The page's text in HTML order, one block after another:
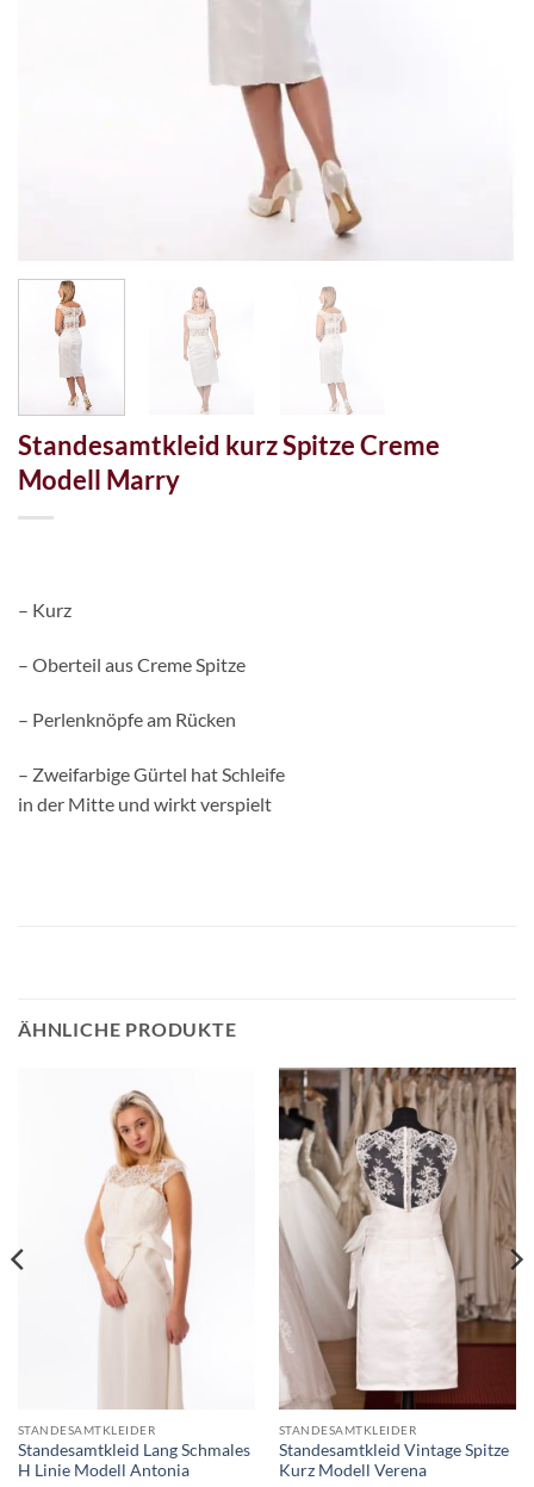
Standesamtkleid kurz Spitze Creme
Modell Marry
– Kurz
– Oberteil aus Creme Spitze
– Perlenknöpfe am Rücken
– Zweifarbige Gürtel hat Schleife
in der Mitte und wirkt verspielt
ÄHNLICHE PRODUKTE
STANDESAMTKLEIDER
Standesamtkleid Lang Schmales
H Linie Modell Antonia
STANDESAMTKLEIDER
Standesamtkleid Vintage Spitze
Kurz Modell Verena